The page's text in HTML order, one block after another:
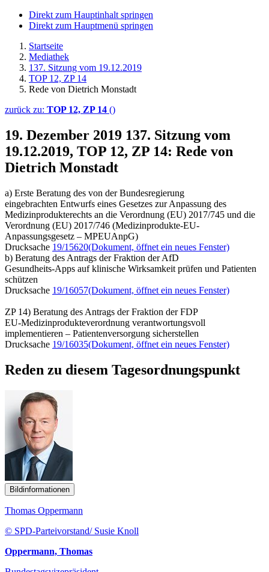
Direkt zum Hauptinhalt springen
Direkt zum Hauptmenü springen
Startseite
Mediathek
137. Sitzung vom 19.12.2019
TOP 12, ZP 14
Rede von Dietrich Monstadt
zurück zu: TOP 12, ZP 14 ()
19. Dezember 2019 137. Sitzung vom
19.12.2019, TOP 12, ZP 14: Rede von
Dietrich Monstadt
a) Erste Beratung des von der Bundesregierung
eingebrachten Entwurfs eines Gesetzes zur Anpassung des
Medizinprodukterechts an die Verordnung (EU) 2017/745 und die
Verordnung (EU) 2017/746 (Medizinprodukte-EU-
Anpassungsgesetz – MPEUAnpG)
Drucksache 19/15620(Dokument, öffnet ein neues Fenster)
b) Beratung des Antrags der Fraktion der AfD
Gesundheits-Apps auf klinische Wirksamkeit prüfen und Patienten
schützen
Drucksache 19/16057(Dokument, öffnet ein neues Fenster)
ZP 14) Beratung des Antrags der Fraktion der FDP
EU-Medizinprodukteverordnung verantwortungsvoll
implementieren – Patientenversorgung sicherstellen
Drucksache 19/16035(Dokument, öffnet ein neues Fenster)
Reden zu diesem Tagesordnungspunkt
Bildinformationen
Thomas Oppermann
© SPD-Parteivorstand/ Susie Knoll
Oppermann, Thomas